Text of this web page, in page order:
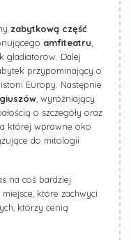
zabytkową część
amfiteatru
gladiatorów. Dalej
przypominający o
Europy. Następnie
, wyróżniający
o szczegóły oraz
której wprawne oko
do mitologii
na coś bardziej
miejsce, które zachwyci
którzy cenią